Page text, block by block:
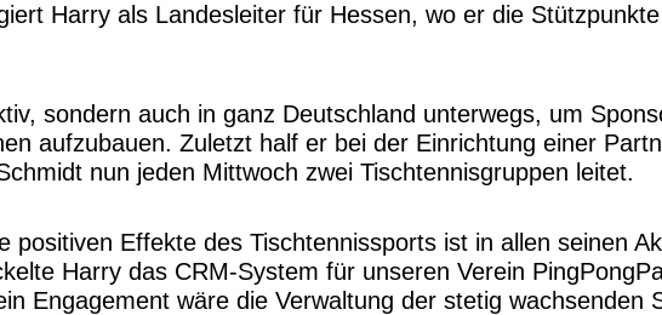
Harry als Landesleiter für Hessen, wo er die
sondern auch in ganz Deutschland unterwegs, um
aufzubauen. Zuletzt half er bei der Einrichtung einer
nun jeden Mittwoch zwei Tischtennisgruppen leitet.
positiven Effekte des Tischtennissports ist in allen seinen
Harry das CRM-System für unseren Verein
Engagement wäre die Verwaltung der stetig wachsenden